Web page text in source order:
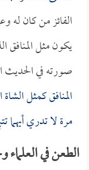
الفائز من كان له
يكون مثل
صورته في الحديث
المنافق كمثل
مرة لا تدري أيهما
الطعن في